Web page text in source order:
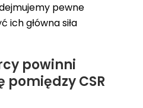
pewne
ich główna siła
powinni
pomiędzy CSR